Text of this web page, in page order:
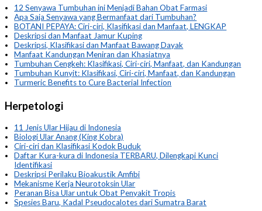
12 Senyawa Tumbuhan ini Menjadi Bahan Obat Farmasi
Apa Saja Senyawa yang Bermanfaat dari Tumbuhan?
BOTANI PEPAYA: Ciri-ciri, Klasifikasi dan Manfaat, LENGKAP
Deskripsi dan Manfaat Jamur Kuping
Deskripsi, Klasifikasi dan Manfaat Bawang Dayak
Manfaat Kandungan Meniran dan Khasiatnya
Tumbuhan Cengkeh: Klasifikasi, Ciri-ciri, Manfaat, dan Kandungan
Tumbuhan Kunyit: Klasifikasi, Ciri-ciri, Manfaat, dan Kandungan
Turmeric Benefits to Cure Bacterial Infection
Herpetologi
11 Jenis Ular Hijau di Indonesia
Biologi Ular Anang (King Kobra)
Ciri-ciri dan Klasifikasi Kodok Buduk
Daftar Kura-kura di Indonesia TERBARU, Dilengkapi Kunci
Identifikasi
Deskripsi Perilaku Bioakustik Amfibi
Mekanisme Kerja Neurotoksin Ular
Peranan Bisa Ular untuk Obat Penyakit Tropis
Spesies Baru, Kadal Pseudocalotes dari Sumatra Barat